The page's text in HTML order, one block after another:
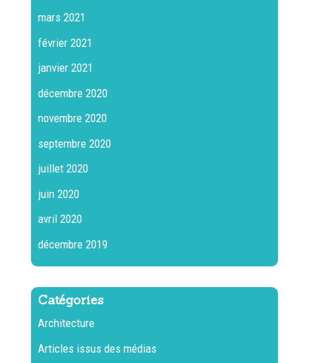
mars 2021
février 2021
janvier 2021
décembre 2020
novembre 2020
septembre 2020
juillet 2020
juin 2020
avril 2020
décembre 2019
Catégories
Architecture
Articles issus des médias